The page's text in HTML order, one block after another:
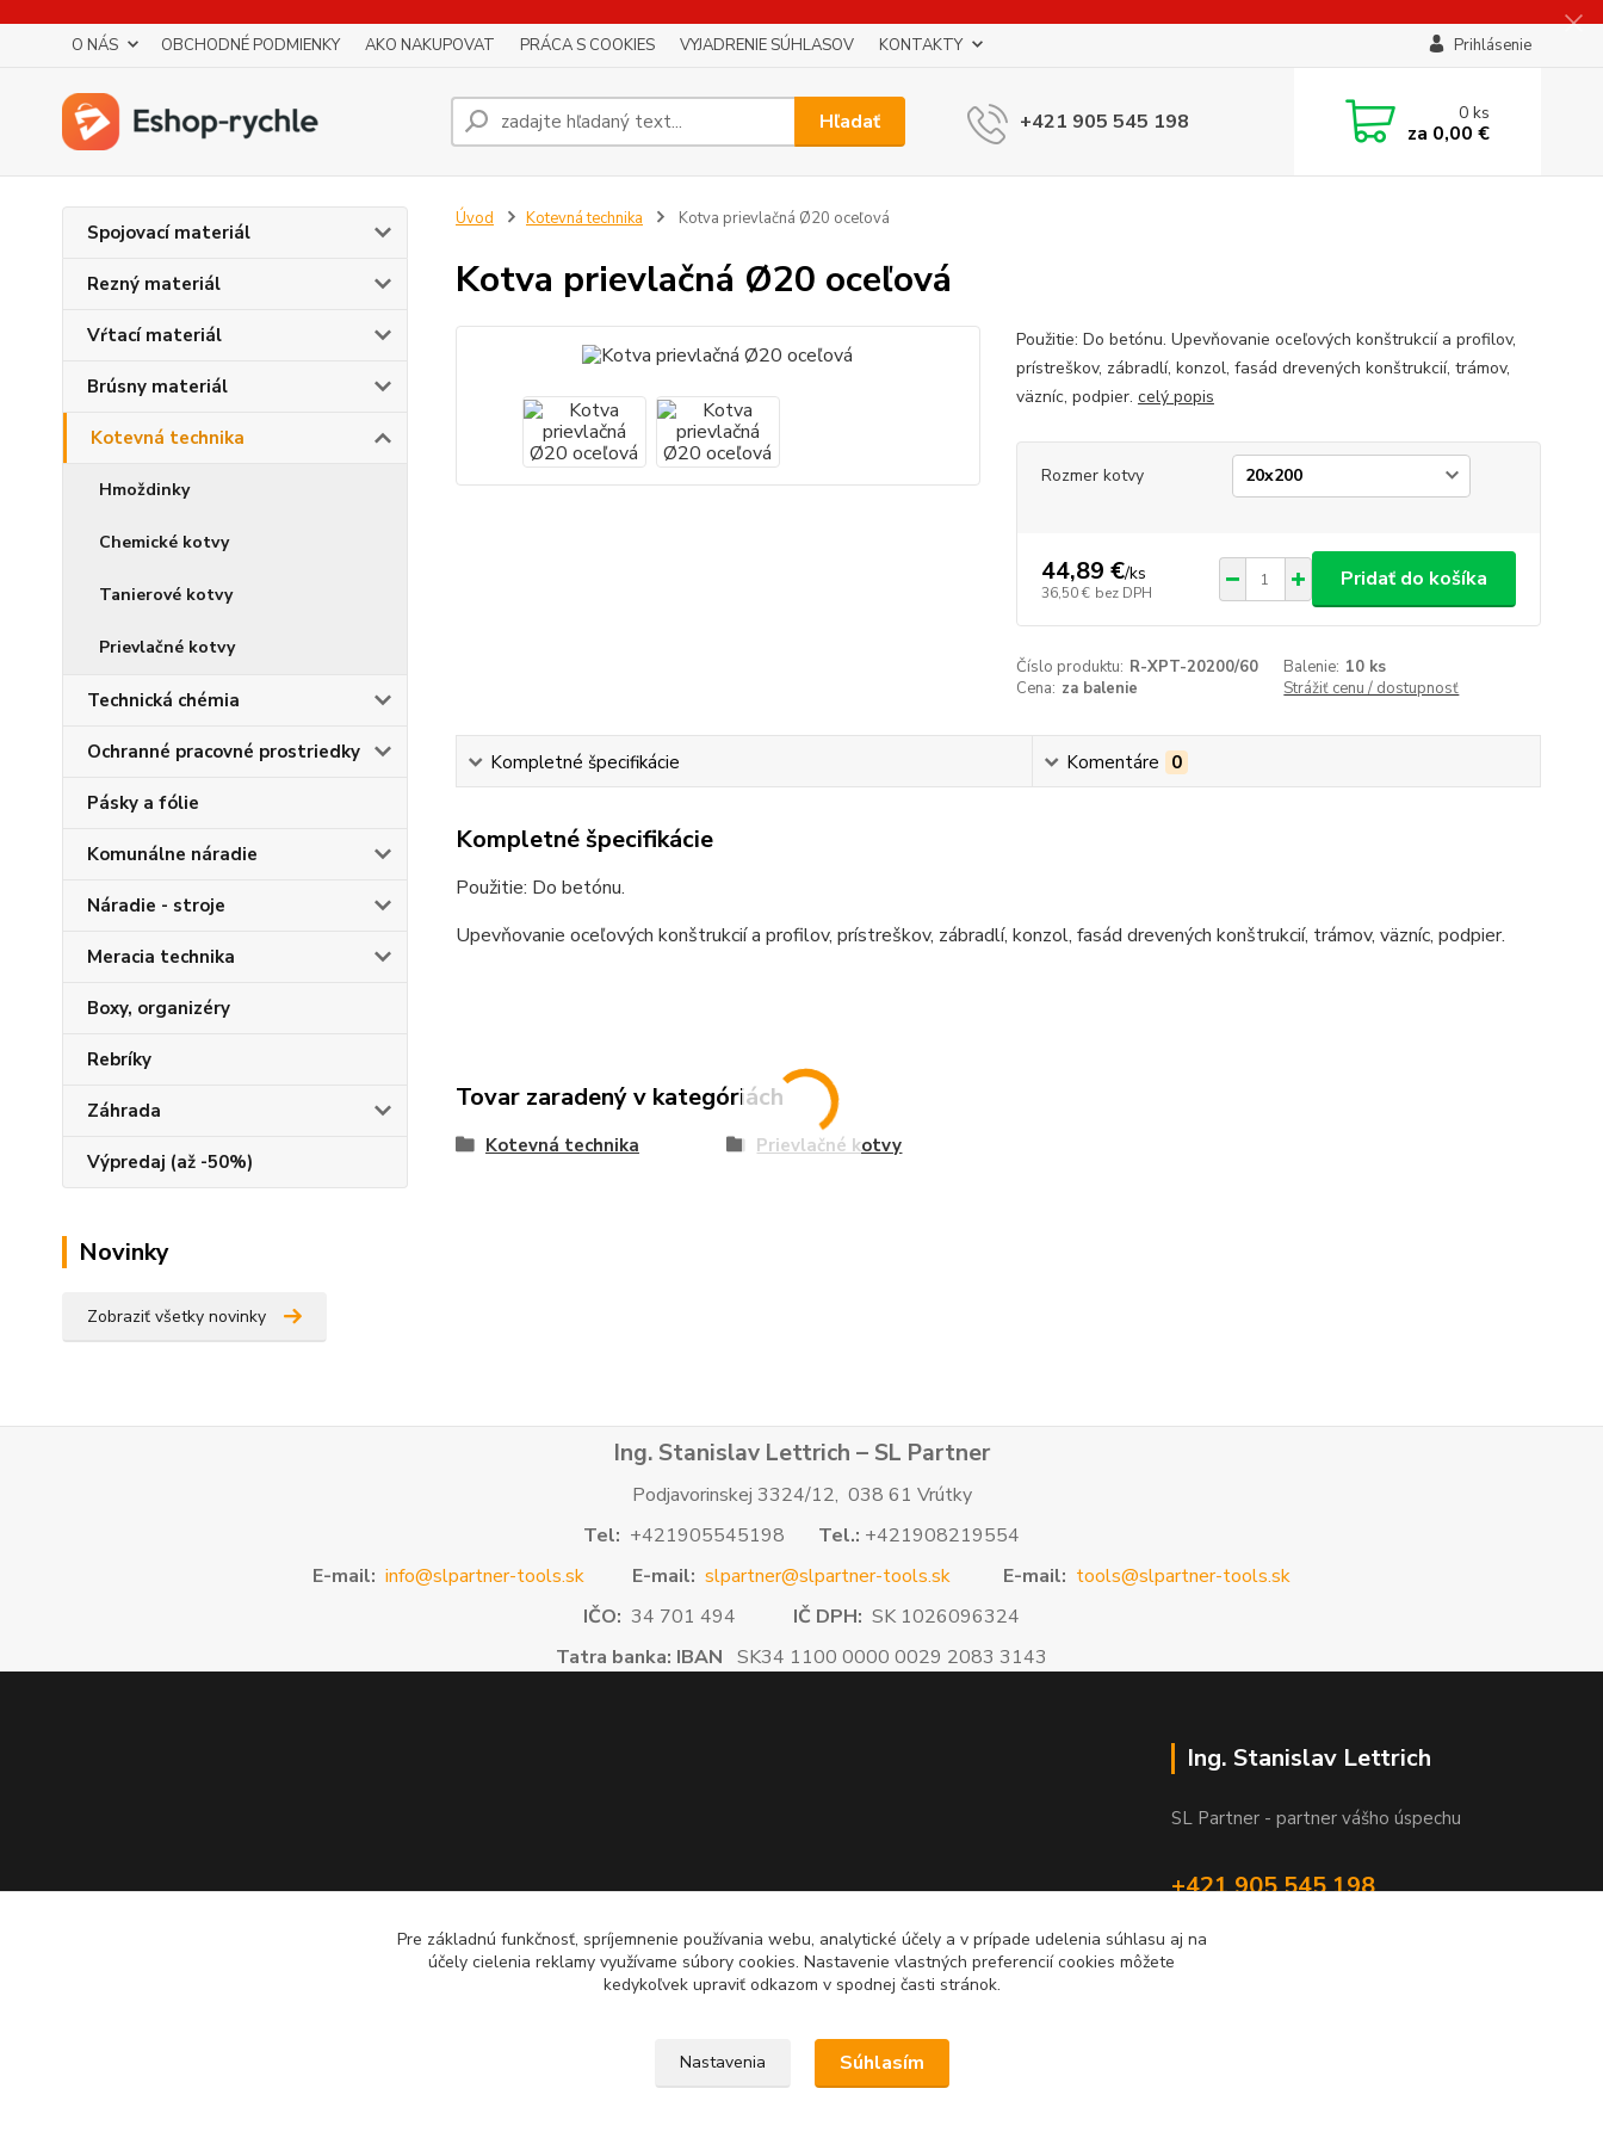
O NÁS OBCHODNÉ PODMIENKY AKO NAKUPOVAT PRÁCA S COOKIES VYJADRENIE SÚHLASOV KONTAKTY Prihlásenie
Hľadať +421 905 545 198 0ks
za 0,00 €
Spojovací materiál
Rezný materiál
Vŕtací materiál
Brúsny materiál
Kotevná technika
Hmoždinky
Chemické kotvy
Tanierové kotvy
Prievlačné kotvy
Technická chémia
Ochranné pracovné prostriedky
Pásky a fólie
Komunálne náradie
Náradie - stroje
Meracia technika
Boxy, organizéry
Rebríky
Záhrada
Výpredaj (až -50%)
Novinky
Zobraziť všetky novinky
Úvod Kotevná technika Kotva prievlačná Ø20 oceľová
Kotva prievlačná Ø20 oceľová
Použitie: Do betónu. Upevňovanie oceľových konštrukcií a profilov,
prístreškov, zábradlí, konzol, fasád drevených konštrukcií, trámov,
väzníc, podpier. celý popis
Rozmer kotvy
44,89 €/ks
36,50 € bez DPH
Pridať do košíka
Číslo produktu: R-XPT-20200/60 Balenie: 10 ks
Cena: za balenie Strážiť cenu / dostupnosť
Kompletné špecifikácie Komentáre 0
Kompletné špecifikácie
Použitie: Do betónu.
Upevňovanie oceľových konštrukcií a profilov, prístreškov, zábradlí, konzol, fasád drevených konštrukcií, trámov, väzníc, podpier.
Tovar zaradený v kategóriách
Kotevná technika Prievlačné kotvy
Ing. Stanislav Lettrich – SL Partner
Podjavorinskej 3324/12, 038 61 Vrútky
Tel: +421905545198 Tel.: +421908219554
E-mail: info@slpartner-tools.sk E-mail: slpartner@slpartner-tools.sk E-mail: tools@slpartner-tools.sk
IČO: 34 701 494 IČ DPH: SK 1026096324
Tatra banka: IBAN SK34 1100 0000 0029 2083 3143
Ing. Stanislav Lettrich
SL Partner - partner vášho úspechu
+421 905 545 198
Pre základnú funkčnosť, spríjemnenie používania webu, analytické účely a v prípade udelenia súhlasu aj na
účely cielenia reklamy využívame súbory cookies. Nastavenie vlastných preferencií cookies môžete
kedykoľvek upraviť odkazom v spodnej časti stránok.
Nastavenia Súhlasím